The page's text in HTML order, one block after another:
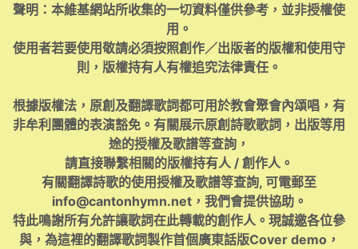
聲明：本維基網站所收集的一切資料僅供參考，並非授權使
用。
使用者若要使用敬請必須按照創作／出版者的版權和使用守
則，版權持有人有權追究法律責任。
根據版權法，原創及翻譯歌詞都可用於教會聚會內頌唱，有
非牟利團體的表演豁免。有關展示原創詩歌歌詞，出版等用
途的授權及歌譜等查詢，
請直接聯繫相關的版權持有人 / 創作人。
有關翻譯詩歌的使用授權及歌譜等查詢, 可電郵至
info@cantonhymn.net，我們會提供協助。
特此鳴謝所有允許讓歌詞在此轉載的創作人。現誠邀各位參
與，為這裡的翻譯歌詞製作首個廣東話版Cover demo，